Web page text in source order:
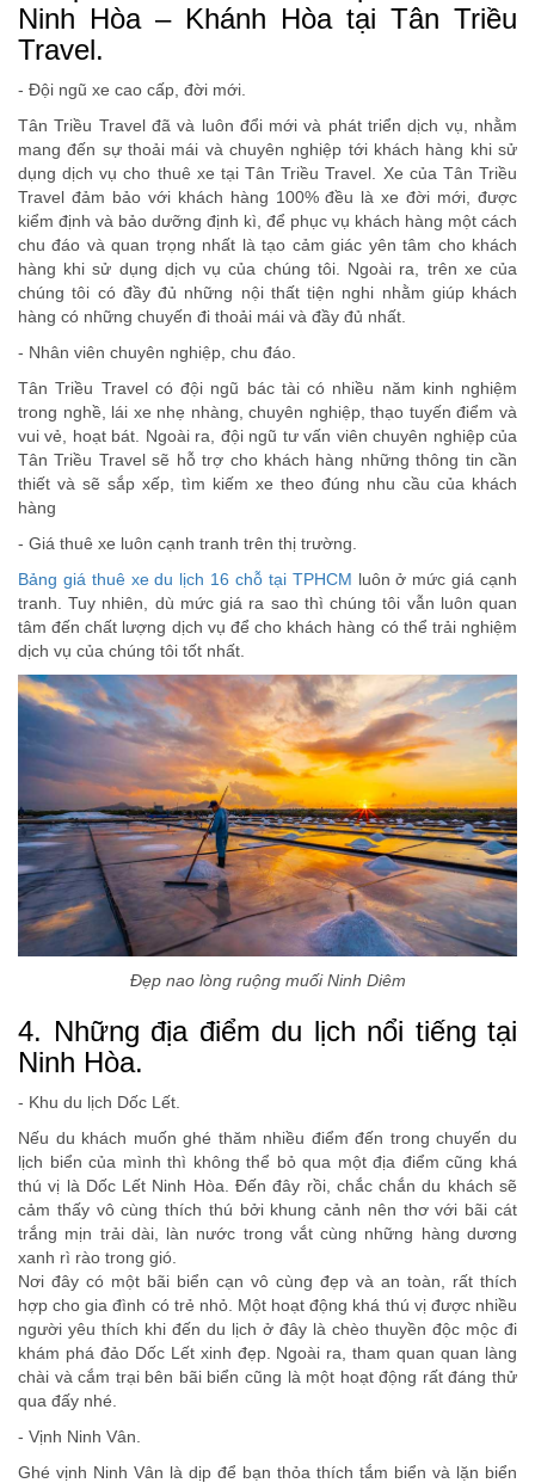
Ninh Hòa – Khánh Hòa tại Tân Triều
Travel.
- Đội ngũ xe cao cấp, đời mới.
Tân Triều Travel đã và luôn đổi mới và phát triển dịch vụ, nhằm
mang đến sự thoải mái và chuyên nghiệp tới khách hàng khi sử
dụng dịch vụ cho thuê xe tại Tân Triều Travel. Xe của Tân Triều
Travel đảm bảo với khách hàng 100% đều là xe đời mới, được
kiểm định và bảo dưỡng định kì, để phục vụ khách hàng một cách
chu đáo và quan trọng nhất là tạo cảm giác yên tâm cho khách
hàng khi sử dụng dịch vụ của chúng tôi. Ngoài ra, trên xe của
chúng tôi có đầy đủ những nội thất tiện nghi nhằm giúp khách
hàng có những chuyến đi thoải mái và đầy đủ nhất.
- Nhân viên chuyên nghiệp, chu đáo.
Tân Triều Travel có đội ngũ bác tài có nhiều năm kinh nghiệm
trong nghề, lái xe nhẹ nhàng, chuyên nghiệp, thạo tuyến điểm và
vui vẻ, hoạt bát. Ngoài ra, đội ngũ tư vấn viên chuyên nghiệp của
Tân Triều Travel sẽ hỗ trợ cho khách hàng những thông tin cần
thiết và sẽ sắp xếp, tìm kiếm xe theo đúng nhu cầu của khách
hàng
- Giá thuê xe luôn cạnh tranh trên thị trường.
Bảng giá thuê xe du lịch 16 chỗ tại TPHCM luôn ở mức giá cạnh
tranh. Tuy nhiên, dù mức giá ra sao thì chúng tôi vẫn luôn quan
tâm đến chất lượng dịch vụ để cho khách hàng có thể trải nghiệm
dịch vụ của chúng tôi tốt nhất.
Đẹp nao lòng ruộng muối Ninh Diêm
4. Những địa điểm du lịch nổi tiếng tại
Ninh Hòa.
- Khu du lịch Dốc Lết.
Nếu du khách muốn ghé thăm nhiều điểm đến trong chuyến du
lịch biển của mình thì không thể bỏ qua một địa điểm cũng khá
thú vị là Dốc Lết Ninh Hòa. Đến đây rồi, chắc chắn du khách sẽ
cảm thấy vô cùng thích thú bởi khung cảnh nên thơ với bãi cát
trắng mịn trải dài, làn nước trong vắt cùng những hàng dương
xanh rì rào trong gió.
Nơi đây có một bãi biển cạn vô cùng đẹp và an toàn, rất thích
hợp cho gia đình có trẻ nhỏ. Một hoạt động khá thú vị được nhiều
người yêu thích khi đến du lịch ở đây là chèo thuyền độc mộc đi
khám phá đảo Dốc Lết xinh đẹp. Ngoài ra, tham quan quan làng
chài và cắm trại bên bãi biển cũng là một hoạt động rất đáng thử
qua đấy nhé.
- Vịnh Ninh Vân.
Ghé vịnh Ninh Vân là dịp để bạn thỏa thích tắm biển và lặn biển